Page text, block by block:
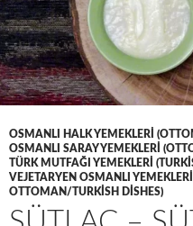
OSMANLI HALK YEMEKLERI
OSMANLI SARAY YEMEKLERI
TÜRK MUTFAĞI YEMEKLERI
VEJETARYEN OSMANLI
OTTOMAN/TURKISH DISHES)